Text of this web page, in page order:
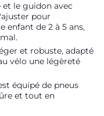
et le guidon avec
pour
enfant de 2 à 5 ans,
et robuste, adapté
vélo une légèreté
équipé de pneus
et tout en